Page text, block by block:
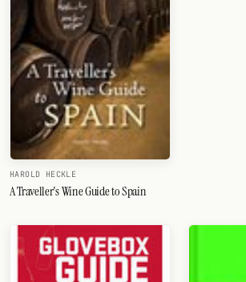
HAROLD HECKLE
A Traveller's Wine Guide to Spain